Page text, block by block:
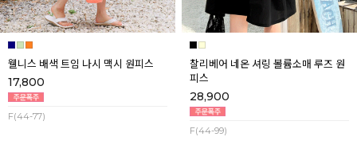
웰니스 배색 트임 나시 맥시 원피스
17,800
F(44-77)
찰리베어 네온 셔링 볼륨소매 루즈 원
피스
28,900
F(44-99)